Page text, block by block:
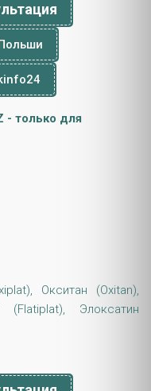
- только для
Окситан (Oxitan),
(Flatiplat), Элоксатин